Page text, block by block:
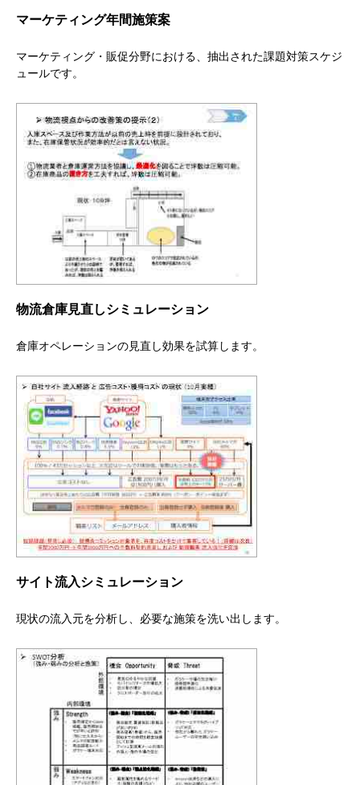
マーケティング年間施策案
マーケティング・販促分野における、抽出された課題対策スケジ
ュールです。
物流倉庫見直しシミュレーション
倉庫オペレーションの見直し効果を試算します。
サイト流入シミュレーション
現状の流入元を分析し、必要な施策を洗い出します。